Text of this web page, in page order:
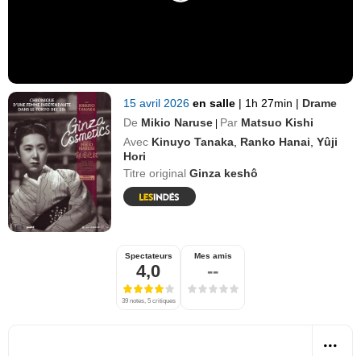
15 avril 2026en salle | 1h 27min | Drame
De Mikio Naruse | Par Matsuo Kishi
Avec Kinuyo Tanaka Ranko Hanai ,Yûji
Hori
Titre originalGinza keshô
Spectateurs
4,0
39 notes, 5 critiques
Mes amis
--